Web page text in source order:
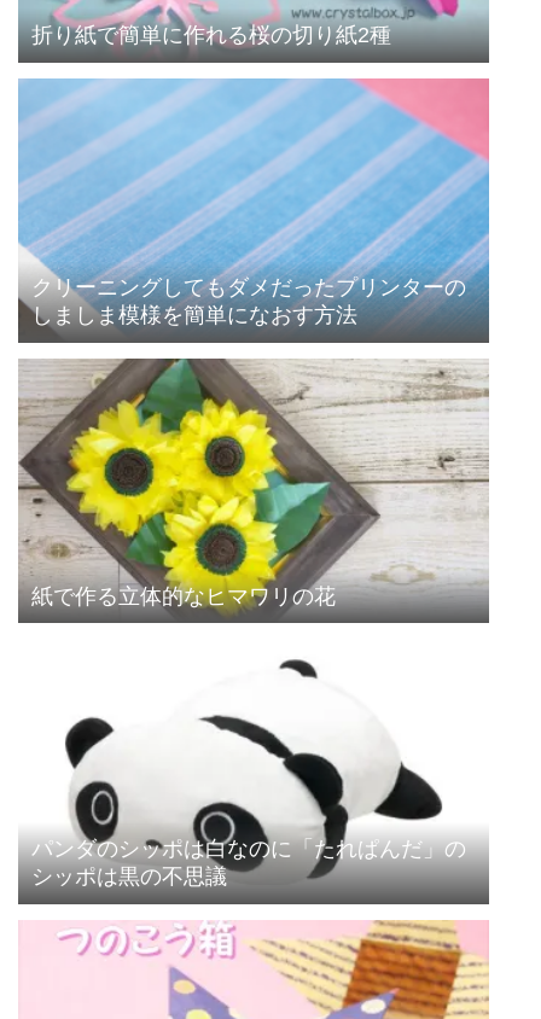
折り紙で簡単に作れる桜の切り紙2種
クリーニングしてもダメだったプリンターの
しましま模様を簡単になおす方法
紙で作る立体的なヒマワリの花
パンダのシッポは白なのに「たれぱんだ」の
シッポは黒の不思議